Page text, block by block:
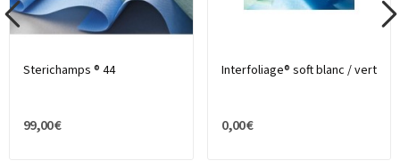
Sterichamps ® 44
99,00 €
Interfoliage® soft blanc / vert
0,00 €